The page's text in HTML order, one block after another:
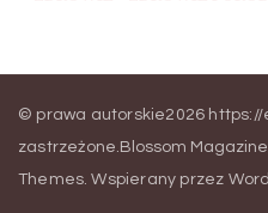
© prawa autorskie2026 https://
zastrzeżone. Blossom
Themes Wspierany przez